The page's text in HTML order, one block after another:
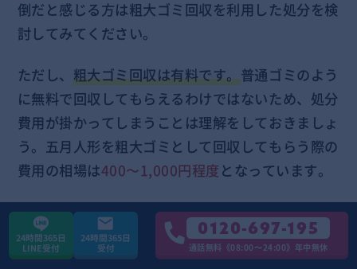
倒だと感じる方は粗大ゴミ回収を利用した処分を検
討してみてください。
ただし、 粗大ゴミ回収は有料です。普通ゴミのよう
に無料で回収してもらえるわけではないため、処分
費用が掛かってしまうことは理解をしておきましょ
う。五月人形を粗大ゴミとして回収してもらう際の
費用の相場は400〜1,000円程度となっています。
以下は一部自治体の費用例です。
24時間365日
LINE受付
24時間365日
受付
0120-697-195
通話無料《08:00〜24:00》年中無休